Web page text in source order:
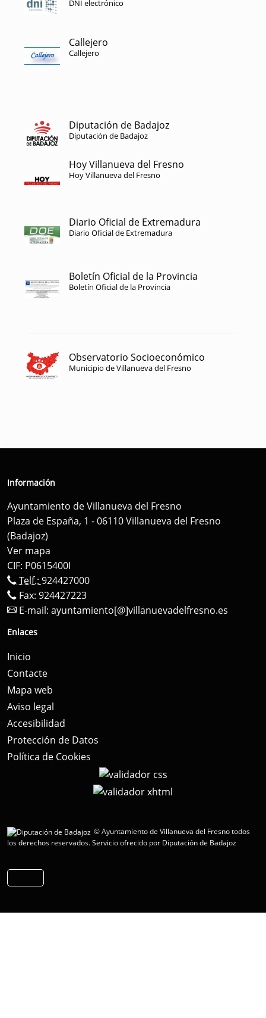
DNI electrónico
Callejero
Callejero
Diputación de Badajoz
Diputación de Badajoz
Hoy Villanueva del Fresno
Hoy Villanueva del Fresno
Diario Oficial de Extremadura
Diario Oficial de Extremadura
Boletín Oficial de la Provincia
Boletín Oficial de la Provincia
Observatorio Socioeconómico
Municipio de Villanueva del Fresno
Información
Ayuntamiento de Villanueva del Fresno
Plaza de España, 1 - 06110 Villanueva del Fresno
(Badajoz)
Ver mapa
CIF: P0615400I
Telf.: 924427000
Fax: 924427223
E-mail: ayuntamiento[@]villanuevadelfresno.es
Enlaces
Inicio
Contacte
Mapa web
Aviso legal
Accesibilidad
Protección de Datos
Política de Cookies
© Ayuntamiento de Villanueva del Fresno todos
los derechos reservados.Servicio ofrecido por Diputación de Badajoz